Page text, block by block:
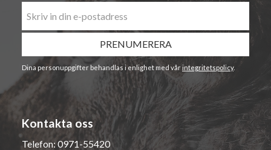
PRENUMERERA
Dina personuppgifter behandlas i enlighet med vårintegritetspolicy.
Kontakta oss
Telefon: 0971-55420